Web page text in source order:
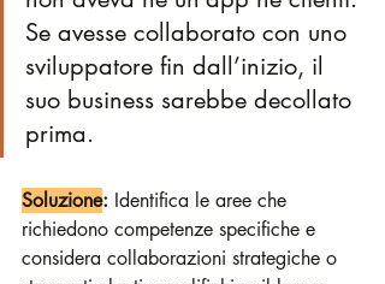
Se avesse collaborato con uno
sviluppatore fin dall’inizio, il
suo business sarebbe decollato
prima.
Soluzione: Identifica le aree che
richiedono competenze specifiche e
considera collaborazioni strategiche o